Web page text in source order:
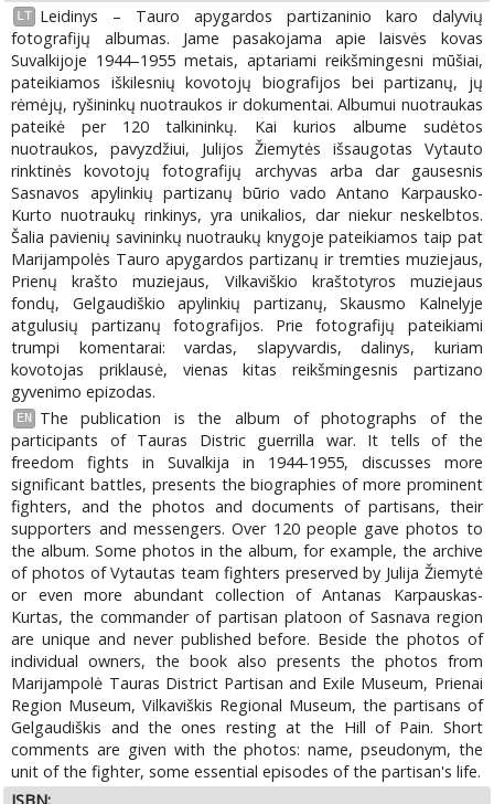
LT
Leidinys – Tauro apygardos partizaninio karo dalyvių
fotografijų albumas. Jame pasakojama apie laisvės kovas
Suvalkijoje 1944–1955 metais, aptariami reikšmingesni mūšiai,
pateikiamos iškilesnių kovotojų biografijos bei partizanų, jų
rėmėjų, ryšininkų nuotraukos ir dokumentai. Albumui nuotraukas
pateikė per 120 talkininkų. Kai kurios albume sudėtos
nuotraukos, pavyzdžiui, Julijos Žiemytės išsaugotas Vytauto
rinktinės kovotojų fotografijų archyvas arba dar gausesnis
Sasnavos apylinkių partizanų būrio vado Antano Karpausko-
Kurto nuotraukų rinkinys, yra unikalios, dar niekur neskelbtos.
Šalia pavienių savininkų nuotraukų knygoje pateikiamos taip pat
Marijampolės Tauro apygardos partizanų ir tremties muziejaus,
Prienų krašto muziejaus, Vilkaviškio kraštotyros muziejaus
fondų, Gelgaudiškio apylinkių partizanų, Skausmo Kalnelyje
atgulusių partizanų fotografijos. Prie fotografijų pateikiami
trumpi komentarai: vardas, slapyvardis, dalinys, kuriam
kovotojas priklausė, vienas kitas reikšmingesnis partizano
gyvenimo epizodas.
EN
The publication is the album of photographs of the
participants of Tauras Distric guerrilla war. It tells of the
freedom fights in Suvalkija in 1944-1955, discusses more
significant battles, presents the biographies of more prominent
fighters, and the photos and documents of partisans, their
supporters and messengers. Over 120 people gave photos to
the album. Some photos in the album, for example, the archive
of photos of Vytautas team fighters preserved by Julija Žiemytė
or even more abundant collection of Antanas Karpauskas-
Kurtas, the commander of partisan platoon of Sasnava region
are unique and never published before. Beside the photos of
individual owners, the book also presents the photos from
Marijampolė Tauras District Partisan and Exile Museum, Prienai
Region Museum, Vilkaviškis Regional Museum, the partisans of
Gelgaudiškis and the ones resting at the Hill of Pain. Short
comments are given with the photos: name, pseudonym, the
unit of the fighter, some essential episodes of the partisan's life.